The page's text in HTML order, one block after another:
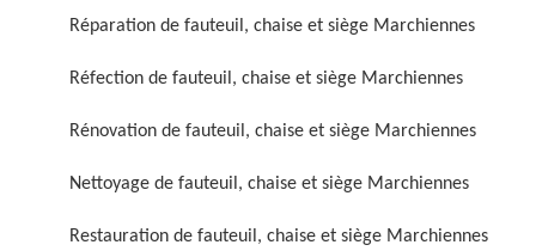
Rénovation de fauteuil,
Nettoyage de fauteuil,
Réparation de fauteuil, chaise et siège Marchiennes
Réfection de fauteuil, chaise et siège Marchiennes
Rénovation de fauteuil, chaise et siège Marchiennes
Nettoyage de fauteuil, chaise et siège Marchiennes
Restauration de fauteuil, chaise et siège Marchiennes